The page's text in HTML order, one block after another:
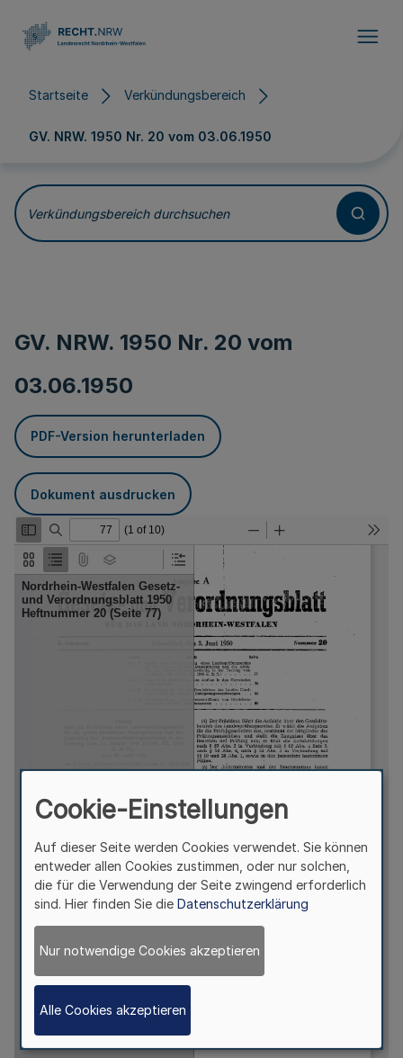
Startseite Verkündungsbereich
GV. NRW. 1950 Nr. 20 vom 03.06.1950
Verkündungsbereich durchsuchen
GV. NRW. 1950 Nr. 20 vom
03.06.1950
PDF-Version herunterladen
Dokument ausdrucken
Cookie-Einstellungen
Auf dieser Seite werden Cookies verwendet. Sie können
entweder allen Cookies zustimmen, oder nur solchen,
die für die Verwendung der Seite zwingend erforderlich
sind. Hier finden Sie die Datenschutzerklärung
Nur notwendige Cookies akzeptieren
Alle Cookies akzeptieren